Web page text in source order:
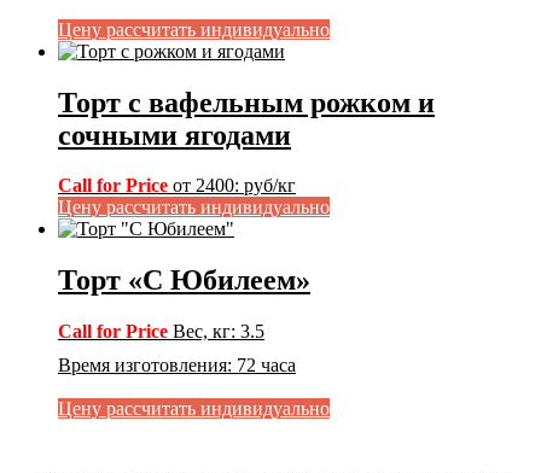
Цену рассчитать индивидуально
Торт с вафельным рожком и
сочными ягодами
Call for Price от 2400: руб/кг
Цену рассчитать индивидуально
Торт «С Юбилеем»
Call for Price Вес, кг: 3.5
Время изготовления: 72 часа
Цену рассчитать индивидуально